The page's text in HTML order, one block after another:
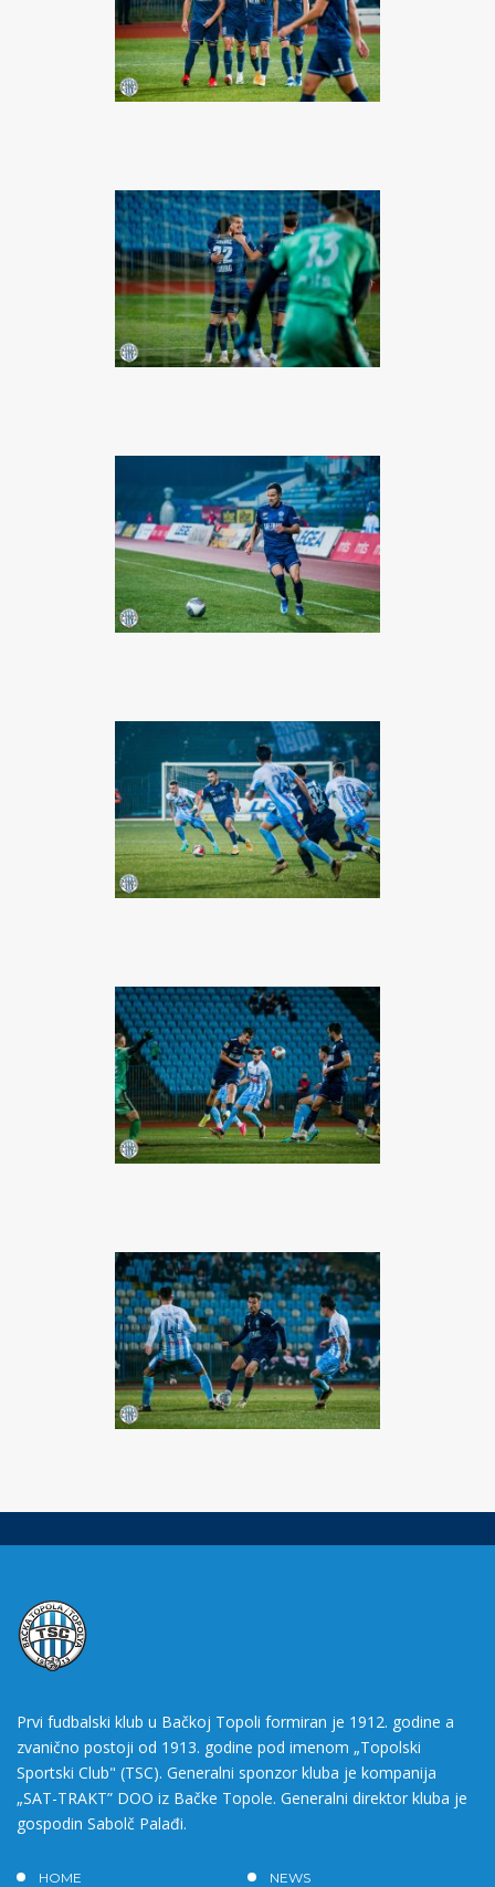
Prvi fudbalski klub u Bačkoj Topoli formiran je 1912. godine a
zvanično postoji od 1913. godine pod imenom „Topolski
Sportski Club" (TSC). Generalni sponzor kluba je kompanija
„SAT-TRAKT” DOO iz Bačke Topole. Generalni direktor kluba je
gospodin Sabolč Palađi.
HOME
NEWS